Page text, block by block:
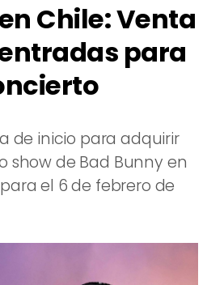
Chile: Venta
para
de inicio para adquirir
show de Bad Bunny en
el 6 de febrero de